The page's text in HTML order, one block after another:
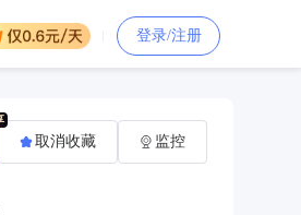
登录/注册
取消收藏 监控